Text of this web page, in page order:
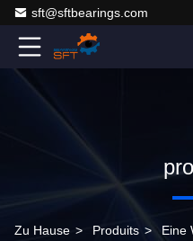
sft@sftbearings.com
Zu Hause > Produits > Eine